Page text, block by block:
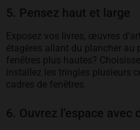
5. Pensez haut et large
Exposez vos livres, œuvres
étagères allant du plancher au
fenêtres plus hautes?
installez les tringles plusieurs
cadres de fenêtres.
6. Ouvrez l’espace avec